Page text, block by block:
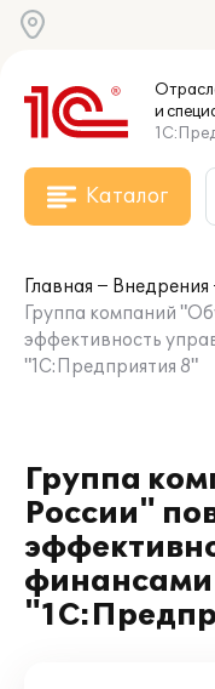
и
Каталог
Главная
Внедрения
Группа компаний
эффективность
"1С:Предприятия 8"
Группа
России"